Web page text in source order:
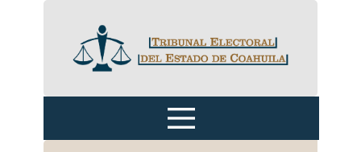
Inicio
Sentencias y Acuerdos